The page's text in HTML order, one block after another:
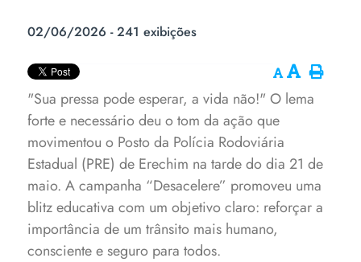
02/06/2026 - 241 exibições
"Sua pressa pode esperar, a vida não!" O lema
forte e necessário deu o tom da ação que
movimentou o Posto da Polícia Rodoviária
Estadual (PRE) de Erechim na tarde do dia 21 de
maio. A campanha “Desacelere” promoveu uma
blitz educativa com um objetivo claro: reforçar a
importância de um trânsito mais humano,
consciente e seguro para todos.